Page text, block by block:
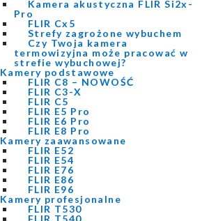
Kamera akustyczna FLIR Si2x-
Pro
FLIR Cx5
Strefy zagrożone wybuchem
Czy Twoja kamera
termowizyjna może pracować w
strefie wybuchowej?
Kamery podstawowe
FLIR C8 – NOWOŚĆ
FLIR C3-X
FLIR C5
FLIR E5 Pro
FLIR E6 Pro
FLIR E8 Pro
Kamery zaawansowane
FLIR E52
FLIR E54
FLIR E76
FLIR E86
FLIR E96
Kamery profesjonalne
FLIR T530
FLIR T540